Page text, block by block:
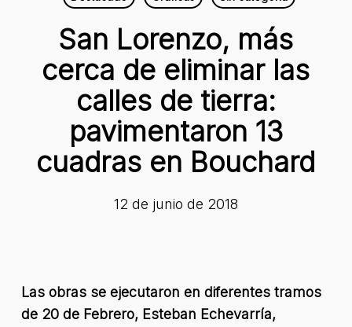
San Lorenzo, más
cerca de eliminar las
calles de tierra:
pavimentaron 13
cuadras en Bouchard
12 de junio de 2018
Las obras se ejecutaron en diferentes tramos
de 20 de Febrero, Esteban Echevarría,